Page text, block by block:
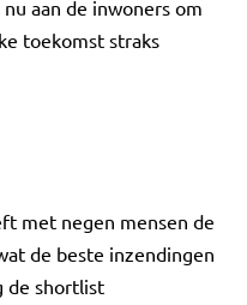
aan de inwoners om
toekomst straks
met negen mensen de
de beste inzendingen
de shortlist